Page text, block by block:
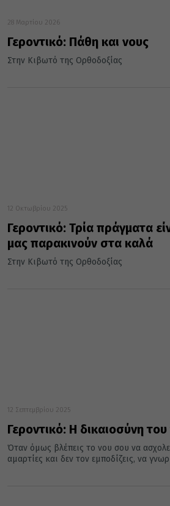
28 Μαρτίου 2026
Γεροντικό: Πάθη και νους
Στην Κιβωτό της Ορθοδοξίας
12 Οκτωβρίου 2025
Γεροντικό: Τρία πράγματα
μας παρακινούν στα καλά
Στην Κιβωτό της Ορθοδοξίας
12 Σεπτεμβρίου 2025
Γεροντικό: Η δικαιοσύνη
Όταν όμως βλέπεις το νου σου να
αμαρτίες και δεν τον εμποδίζεις, να